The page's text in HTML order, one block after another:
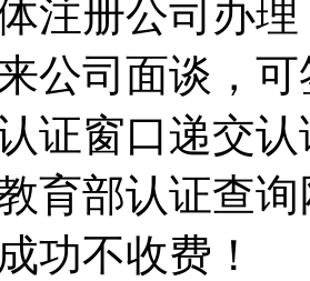
注册公司办
公司面谈，
证窗口递交认
育部认证查
功不收费！